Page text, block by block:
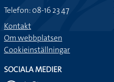
Telefon: 08-16 23 47
Kontakt
Om webbplatsen
Cookieinställningar
SOCIALA MEDIER